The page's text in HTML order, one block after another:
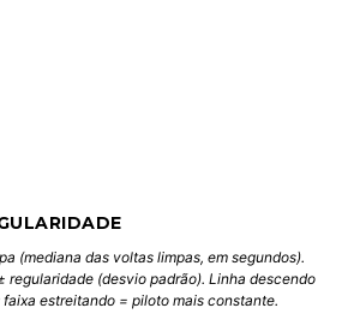
(mediana das voltas limpas, em segundos).
regularidade (desvio padrão). Linha descendo
estreitando = piloto mais constante.